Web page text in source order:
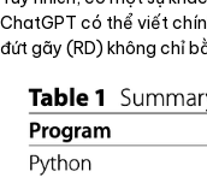
ChatGPT có thể viết
đứt gãy (RD) không chỉ